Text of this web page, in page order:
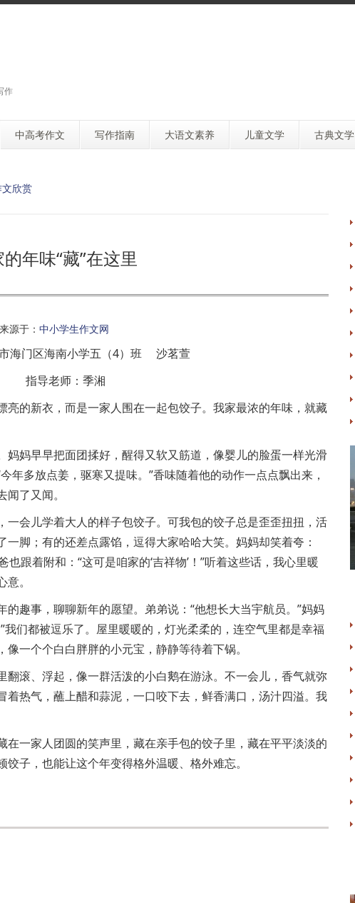
作
中高考作文 写作指南 大语文素养 儿童文学 古典文学
欣赏
年味“藏”在这里
来源于： 中小学生作文网
海门区海南小学五（4）班 沙茗萱
指导老师：季湘
亮的新衣，而是一家人围在一起包饺子。我家最浓的年味，就藏
妈妈早早把面团揉好，醒得又软又筋道，像婴儿的脸蛋一样光滑
年多放点姜，驱寒又提味。”香味随着他的动作一点点飘出来，
了又闻。
一会儿学着大人的样子包饺子。可我包的饺子总是歪歪扭扭，活
脚；有的还差点露馅，逗得大家哈哈大笑。妈妈却笑着夸：
也跟着附和：“这可是咱家的‘吉祥物’！”听着这些话，我心里暖
。
趣事，聊聊新年的愿望。弟弟说：“他想长大当宇航员。”妈妈
们都被逗乐了。屋里暖暖的，灯光柔柔的，连空气里都是幸福
一个个白白胖胖的小元宝，静静等待着下锅。
翻滚、浮起，像一群活泼的小白鹅在游泳。不一会儿，香气就弥
热气，蘸上醋和蒜泥，一口咬下去，鲜香满口，汤汁四溢。我
在一家人团圆的笑声里，藏在亲手包的饺子里，藏在平平淡淡的
子，也能让这个年变得格外温暖、格外难忘。